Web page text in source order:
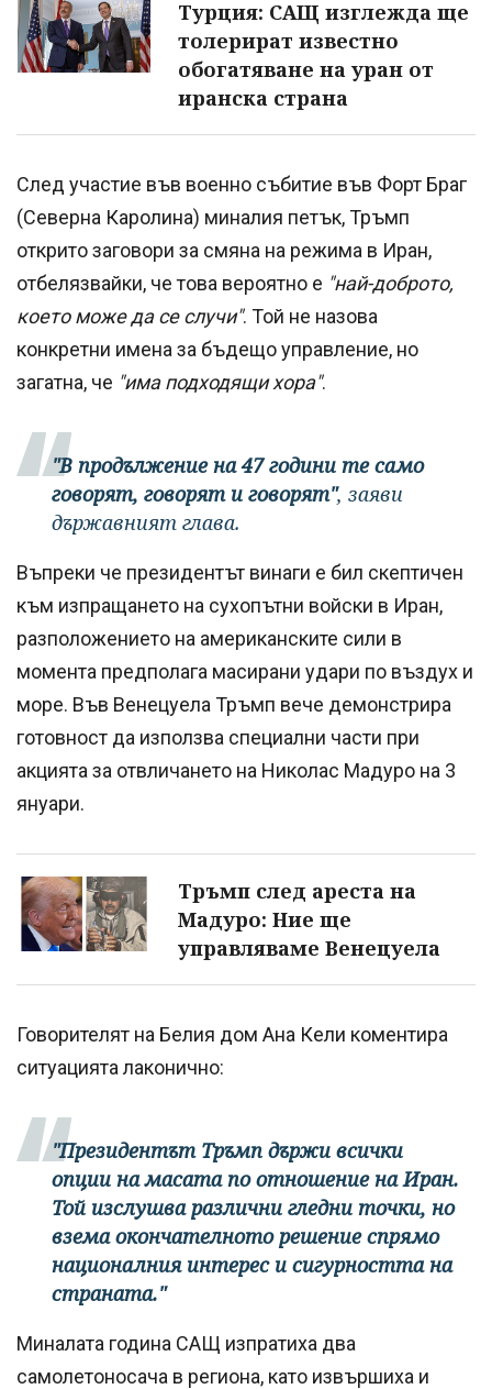
Турция: САЩ изглежда ще
толерират известно
обогатяване на уран от
иранска страна
След участие във военно събитие във Форт Браг
(Северна Каролина) миналия петък, Тръмп
открито заговори за смяна на режима в Иран,
отбелязвайки, че това вероятно е "най-доброто,
което може да се случи". Той не назова
конкретни имена за бъдещо управление, но
загатна, че "има подходящи хора".
"В продължение на 47 години те само
говорят, говорят и говорят", заяви
държавният глава.
Въпреки че президентът винаги е бил скептичен
към изпращането на сухопътни войски в Иран,
разположението на американските сили в
момента предполага масирани удари по въздух и
море. Във Венецуела Тръмп вече демонстрира
готовност да използва специални части при
акцията за отвличането на Николас Мадуро на 3
януари.
Тръмп след ареста на
Мадуро: Ние ще
управляваме Венецуела
Говорителят на Белия дом Ана Кели коментира
ситуацията лаконично:
"Президентът Тръмп държи всички
опции на масата по отношение на Иран.
Той изслушва различни гледни точки, но
взема окончателното решение спрямо
националния интерес и сигурността на
страната."
Миналата година САЩ изпратиха два
самолетоносача в региона, като извършиха и